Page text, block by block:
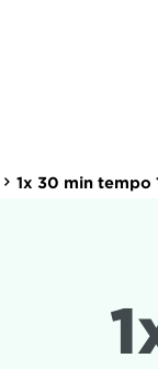
1x 30 min tempo